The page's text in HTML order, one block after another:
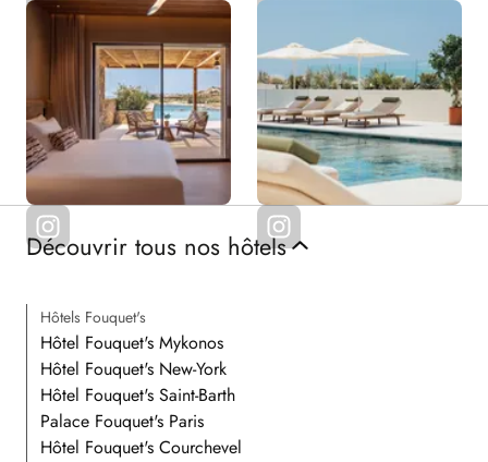
Découvrir tous nos hôtels
Hôtels Fouquet's
Hôtel Fouquet's Mykonos
Hôtel Fouquet's New-York
Hôtel Fouquet's Saint-Barth
Palace Fouquet's Paris
Hôtel Fouquet's Courchevel